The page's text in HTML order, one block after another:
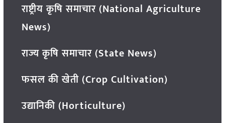
राष्ट्रीय कृषि समाचार (National Agriculture
News)
राज्य कृषि समाचार (State News)
फसल की खेती (Crop Cultivation)
उद्यानिकी (Horticulture)